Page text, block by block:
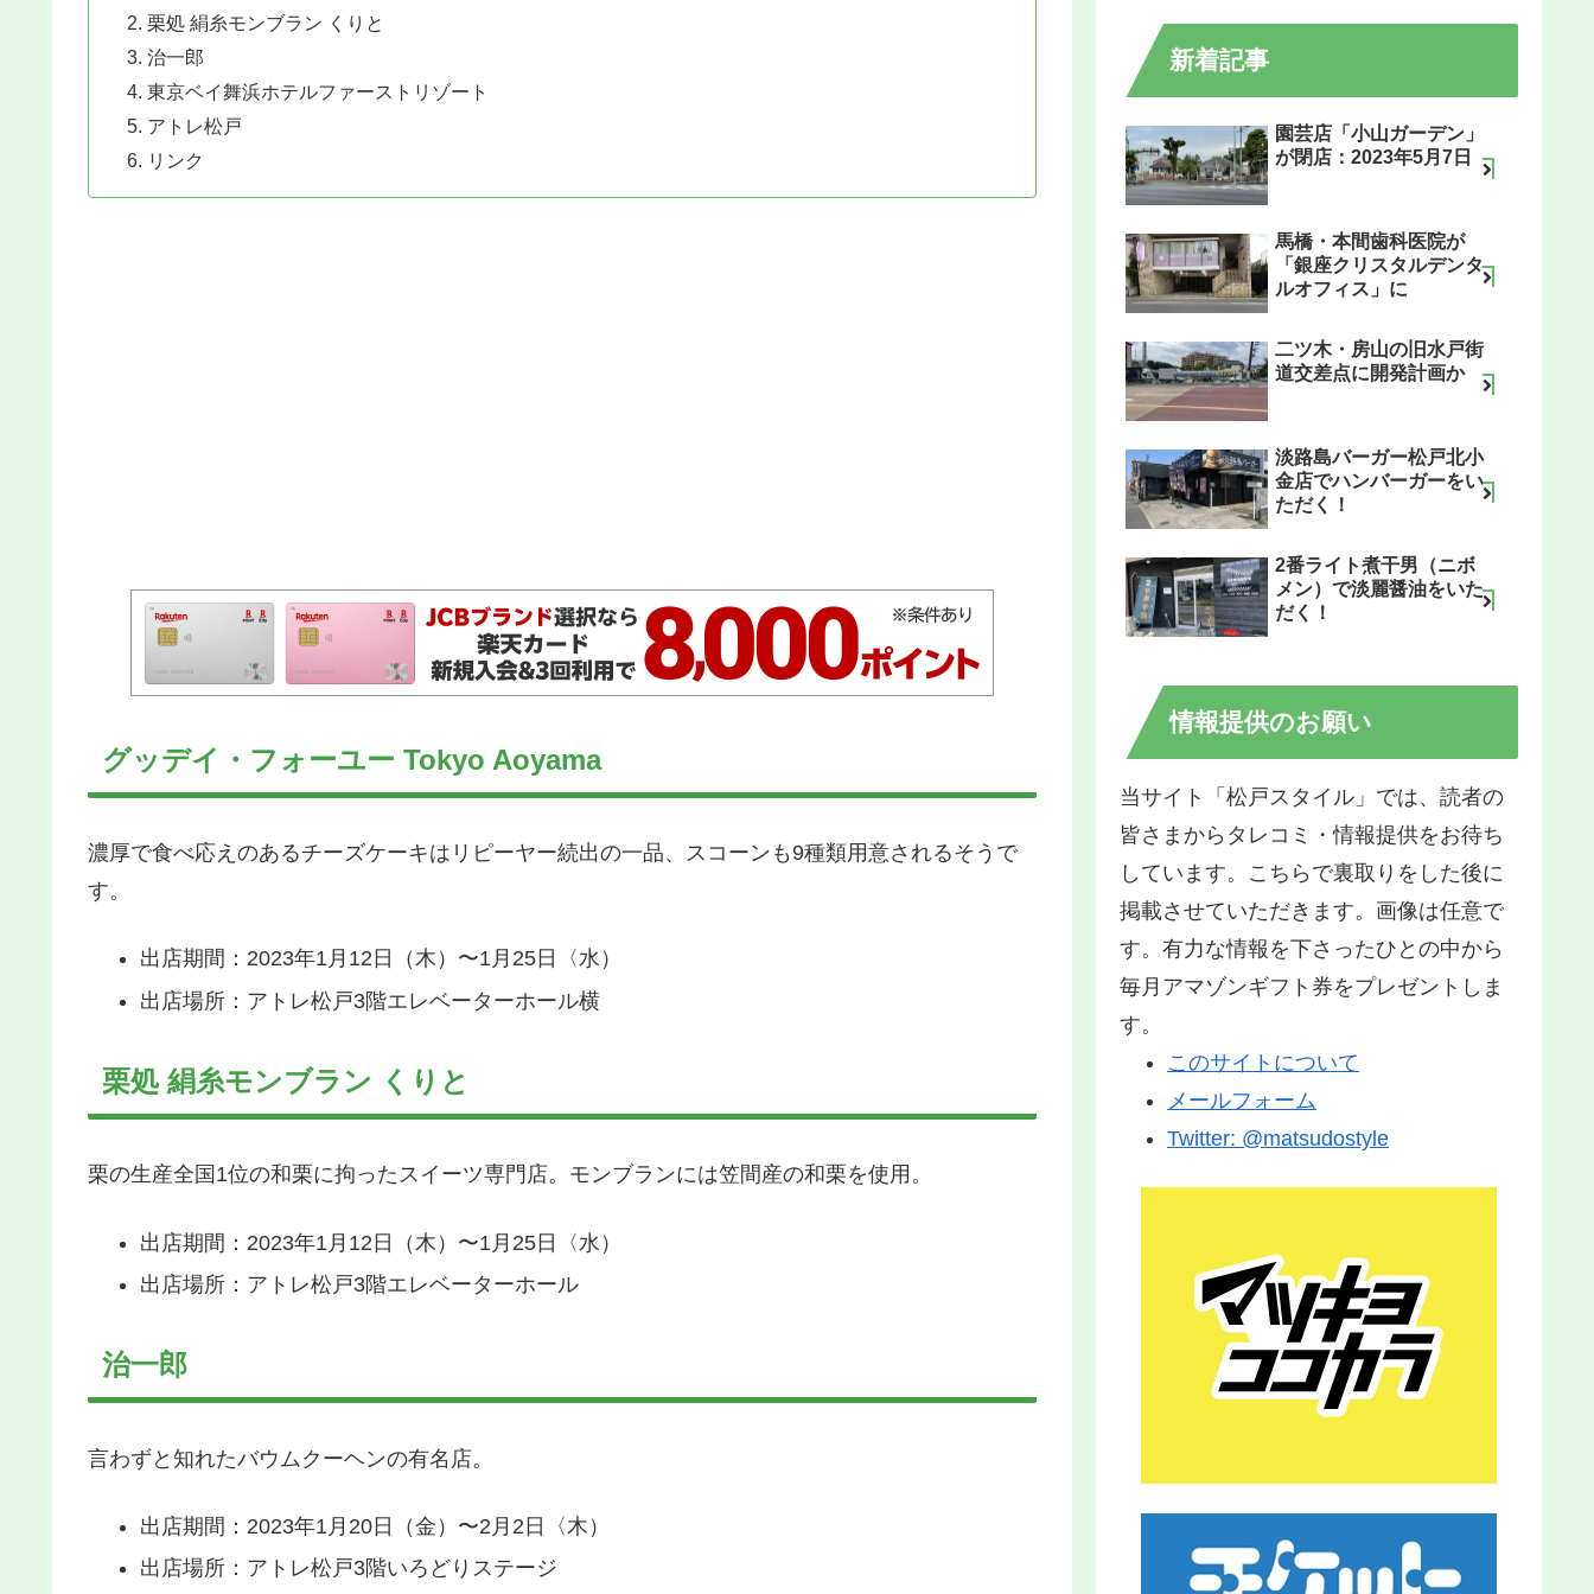
栗処 絹糸モンブラン くりと
治一郎
東京ベイ舞浜ホテルファーストリゾート
アトレ松戸
リンク
グッデイ・フォーユー Tokyo Aoyama
濃厚で食べ応えのあるチーズケーキはリピーヤー続出の一品、スコーンも9種類用意されるそうで
す。
出店期間：2023年1月12日（木）〜1月25日〈水）
出店場所：アトレ松戸3階エレベーターホール横
栗処 絹糸モンブラン くりと
栗の生産全国1位の和栗に拘ったスイーツ専門店。モンブランには笠間産の和栗を使用。
出店期間：2023年1月12日（木）〜1月25日〈水）
出店場所：アトレ松戸3階エレベーターホール
治一郎
言わずと知れたバウムクーヘンの有名店。
出店期間：2023年1月20日（金）〜2月2日〈木）
出店場所：アトレ松戸3階いろどりステージ
新着記事
園芸店「小山ガーデン」
が閉店：2023年5月7日
馬橋・本間歯科医院が
「銀座クリスタルデンタ
ルオフィス」に
二ツ木・房山の旧水戸街
道交差点に開発計画か
淡路島バーガー松戸北小
金店でハンバーガーをい
ただく！
2番ライト煮干男（ニボ
メン）で淡麗醤油をいた
だく！
情報提供のお願い
当サイト「松戸スタイル」では、読者の
皆さまからタレコミ・情報提供をお待ち
しています。こちらで裏取りをした後に
掲載させていただきます。画像は任意で
す。有力な情報を下さったひとの中から
毎月アマゾンギフト券をプレゼントしま
す。
このサイトについて
メールフォーム
Twitter: @matsudostyle